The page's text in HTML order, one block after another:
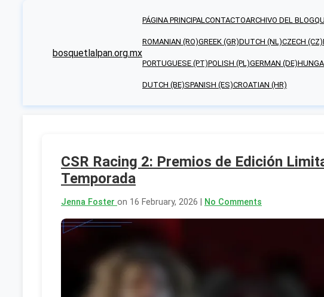
bosquetlalpan.org.mx
PÁGINA PRINCIPALCONTACTOARCHIVO DEL BLOG
ROMANIAN (RO)GREEK (GR)DUTCH (NL)CZECH (CZ)
PORTUGUESE (PT)POLISH (PL)GERMAN (DE)
DUTCH (BE)SPANISH (ES)CROATIAN (HR)
CSR Racing 2: Premios de Edición
Temporada
Jenna Foster on 16 February, 2026 | No Comments